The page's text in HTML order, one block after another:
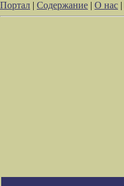
Портал | Содержание | О нас |